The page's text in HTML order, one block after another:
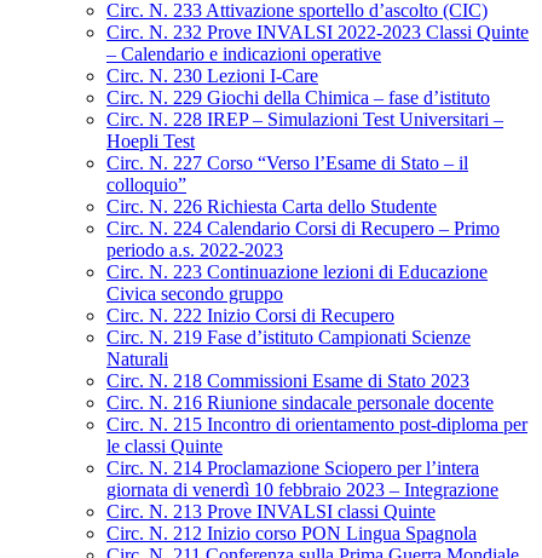
Circ. N. 233 Attivazione sportello d’ascolto (CIC)
Circ. N. 232 Prove INVALSI 2022-2023 Classi Quinte
– Calendario e indicazioni operative
Circ. N. 230 Lezioni I-Care
Circ. N. 229 Giochi della Chimica – fase d’istituto
Circ. N. 228 IREP – Simulazioni Test Universitari –
Hoepli Test
Circ. N. 227 Corso “Verso l’Esame di Stato – il
colloquio”
Circ. N. 226 Richiesta Carta dello Studente
Circ. N. 224 Calendario Corsi di Recupero – Primo
periodo a.s. 2022-2023
Circ. N. 223 Continuazione lezioni di Educazione
Civica secondo gruppo
Circ. N. 222 Inizio Corsi di Recupero
Circ. N. 219 Fase d’istituto Campionati Scienze
Naturali
Circ. N. 218 Commissioni Esame di Stato 2023
Circ. N. 216 Riunione sindacale personale docente
Circ. N. 215 Incontro di orientamento post-diploma per
le classi Quinte
Circ. N. 214 Proclamazione Sciopero per l’intera
giornata di venerdì 10 febbraio 2023 – Integrazione
Circ. N. 213 Prove INVALSI classi Quinte
Circ. N. 212 Inizio corso PON Lingua Spagnola